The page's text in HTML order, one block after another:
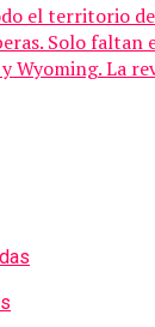
el territorio
Solo faltan
Wyoming. La